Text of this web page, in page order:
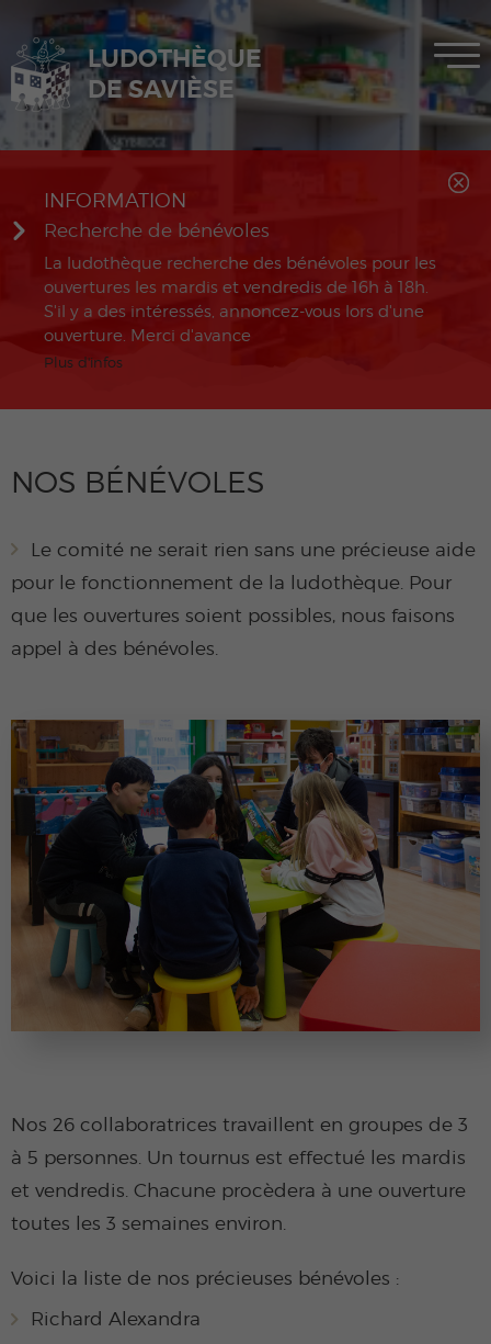
LUDOTHÈQUE
DE SAVIÈSE
MENU
INFORMATION
Recherche de bénévoles
La ludothèque recherche des bénévoles pour les
ouvertures les mardis et vendredis de 16h à 18h.
S'il y a des intéressés, annoncez-vous lors d'une
ouverture. Merci d'avance
Plus d'infos
NOS BÉNÉVOLES
Le comité ne serait rien sans une précieuse aide
pour le fonctionnement de la ludothèque. Pour
que les ouvertures soient possibles, nous faisons
appel à des bénévoles.
Nos 26 collaboratrices travaillent en groupes de 3
à 5 personnes. Un tournus est effectué les mardis
et vendredis. Chacune procèdera à une ouverture
toutes les 3 semaines environ.
Voici la liste de nos précieuses bénévoles :
Richard Alexandra